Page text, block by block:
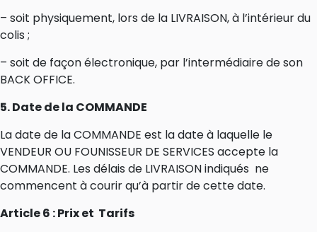
– soit physiquement, lors de la LIVRAISON, à l’intérieur du
colis ;
– soit de façon électronique, par l’intermédiaire de son
BACK OFFICE.
5. Date de la COMMANDE
La date de la COMMANDE est la date à laquelle le
VENDEUR OU FOUNISSEUR DE SERVICES accepte la
COMMANDE. Les délais de LIVRAISON indiqués ne
commencent à courir qu’à partir de cette date.
Article 6 : Prix et Tarifs